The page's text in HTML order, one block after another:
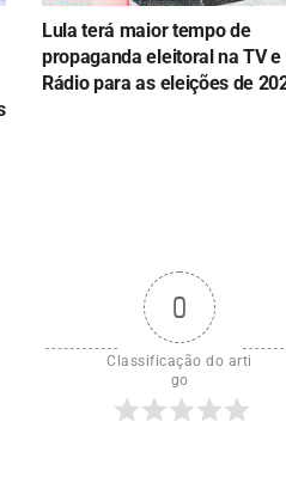
Lula terá maior tempo de
propaganda eleitoral na TV e
Rádio para as eleições de
0
Classificação do arti
go